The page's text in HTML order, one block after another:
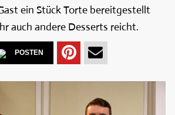
ein Stück Torte bereitgestellt
auch andere Desserts reicht.
POSTEN TEILEN
PINTERESTVERSENDEN